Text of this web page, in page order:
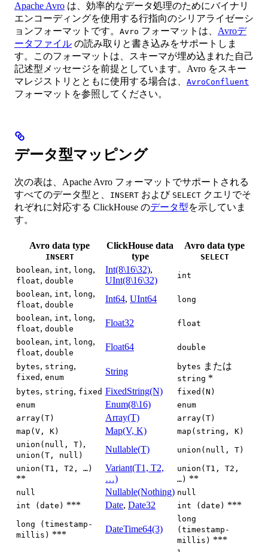
Apache Avro は、効率的なデータ処理のためにバイナリ
エンコーディングを使用する行指向のシリアライゼーシ
ョンフォーマットです。 Avro フォーマットは、 Avroデ
ータファイル の読み取りと書き込みをサポートしま
す。このフォーマットは、スキーマが埋め込まれた自己
記述型メッセージを前提としています。Avro をスキー
マレジストリとともに使用する場合は、 AvroConfluent
フォーマットを参照してください。
データ型マッピング
次の表は、Apache Avro フォーマットでサポートされる
すべてのデータ型と、
INSERT および SELECT クエリでそ
れぞれに対応する ClickHouse のデータ型を示していま
す。
Avro data type
INSERT
ClickHouse data
type
Avro data type
SELECT
boolean, int, long,
float, double
Int(8\16\32),
UInt(8\16\32)
int
boolean, int, long,
float, double
Int64, UInt64 long
boolean, int, long,
float, double
Float32 float
boolean, int, long,
float, double
Float64 double
bytes, string,
fixed , enum
String bytes または
string *
bytes, string, fixed FixedString(N)
fixed(N)
enum
Enum(8\16)
enum
array(T)
Array(T)
array(T)
map(V, K)
Map(V, K)
map(string, K)
union(null, T) ,
union(T, null)
Nullable(T) union(null, T)
union(T1, T2, …)
**
Variant(T1, T2,
…)
union(T1, T2,
…) **
null Nullable(Nothing) null
int (date) *** Date, Date32 int (date) ***
long (timestamp-
millis) ***
DateTime64(3)
long
(timestamp-
millis) ***